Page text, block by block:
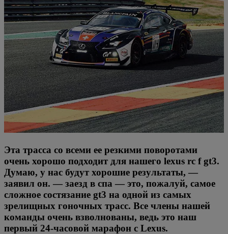
Эта трасса со всеми ее резкими поворотами
очень хорошо подходит для нашего lexus rc f gt3.
Думаю, у нас будут хорошие результаты, —
заявил он. — заезд в спа — это, пожалуй, самое
сложное состязание gt3 на одной из самых
зрелищных гоночных трасс. Все члены нашей
команды очень взволнованы, ведь это наш
первый 24-часовой марафон с Lexus.